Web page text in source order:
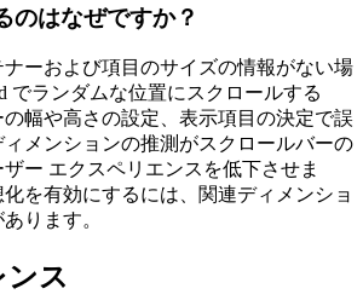
のはなぜですか？
ーおよび項目のサイズの情報がない場
でランダムな位置にスクロールする
幅や高さの設定、表示項目の決定で誤
ィメンションの推測がスクロールバーの
ー エクスペリエンスを低下させま
を有効にするには、関連ディメンショ
ります。
ス